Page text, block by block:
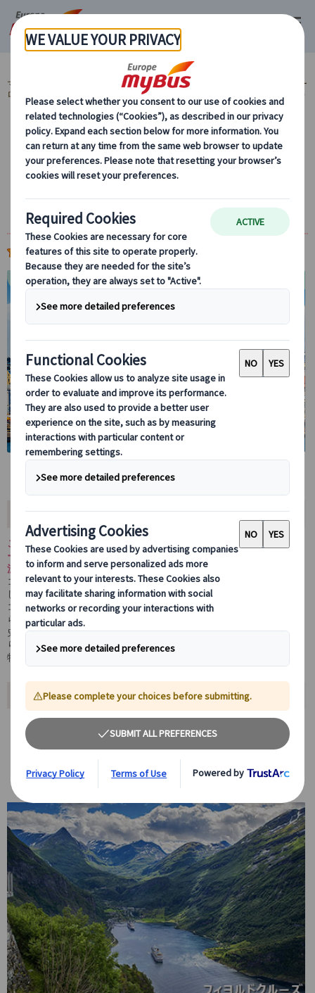
マイバス・ヨーロッパ ヨーロッパ周遊『ランドクルーズ』とは？ (59)
ヨー
ロッパ周遊旅行『ランドクルーズ』 (59)
ランドクルーズ 北欧周遊ツアー (4)
ランドクルーズ｜スカンジナビア4か国周
遊 デンマーク・ノルウェー・スウェーデ
ヘルシンキ着）
5.0 (2件)
ツアー内容
このランドクルーズ・スカンジナビア4か国周遊ツアーは、デンマ
ーク、ノルウェー、スウェーデン、フィンランドを巡る10日間の贅
沢な旅です。
コペンハーゲン発ヘルシンキ着で、北欧の美しい自然と文化が融合
した都市を満喫できます。
コペンハーゲンの運河巡りやアンデルセンの故郷オーデンセ訪問か
ら、ノルウェーの壮大なフィヨルドクルーズ、ストックホルムの歴
史的街並み、そしてヘルシンキのデザイン都市まで、魅力がぎっし
り詰まった旅程です。
特に、自然愛好家や歴史に興味がある方におすすめのツアーです。
おすすめポイント
スカンジナビアの主要4か国を10日間で周遊
デンマーク、ノルウェー、スウェーデン、フィンランドの都市と自然
を巡る旅で、コペンハーゲン発ヘルシンキ着。フィヨルドクルーズや
名所観光を通じて北欧の魅力を存分に堪能。